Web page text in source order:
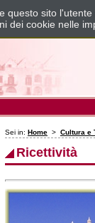
Sei in: Home > Cultura e
Ricettività
questo sito
dei cookie nelle